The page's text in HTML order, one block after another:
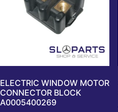
ELECTRIC WINDOW MOTOR
CONNECTOR BLOCK
A0005400269